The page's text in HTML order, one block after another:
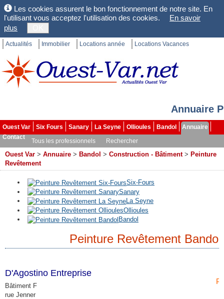
Les cookies assurent le bon fonctionnement de notre site. En
l'utilisant vous acceptez l'utilisation des cookies.
En savoir
plus
Actualités Immobilier Locations année Locations Vacances
Annuaire
Ouest Var Six Fours Sanary La Seyne Ollioules Bandol
Annuaire
Contact
Tous les professionnels Rechercher
Ouest Var > Annuaire > Bandol > Construction - Bâtiment > Peinture
Revêtement
Six-Fours
Sanary
La Seyne
Ollioules
Bandol
Peinture Revêtement Bandol
D'Agostino Entreprise
Bâtiment F
rue Jenner